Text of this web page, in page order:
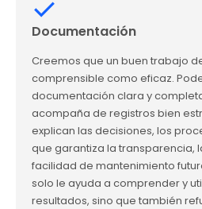
Documentación
Creemos que un buen trabajo
comprensible como eficaz.
documentación clara y
acompaña de registros bien
explican las decisiones, los
que garantiza la transparencia,
facilidad de mantenimiento
solo le ayuda a comprender y
resultados, sino que también